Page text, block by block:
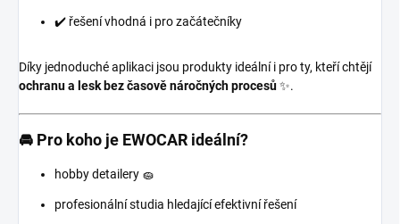
✔️ řešení vhodná i pro začátečníky
Díky jednoduché aplikaci jsou produkty ideální i pro ty, kteří chtějí
ochranu a lesk bez časově náročných procesů✨.
🚘 Pro koho je EWOCAR ideální?
hobby detailery 🧽
profesionální studia hledající efektivní řešení